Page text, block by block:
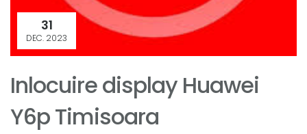
31
DEC. 2023
Inlocuire display Huawei
Y6p Timisoara